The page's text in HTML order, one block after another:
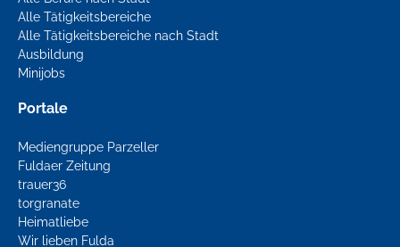
Alle Tätigkeitsbereiche
Alle Tätigkeitsbereiche nach Stadt
Ausbildung
Minijobs
Portale
Mediengruppe Parzeller
Fuldaer Zeitung
trauer36
torgranate
Heimatliebe
Wir lieben Fulda